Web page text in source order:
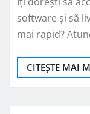
software și să
mai rapid?
CITEȘTE MAI